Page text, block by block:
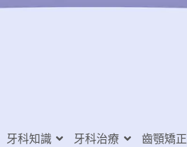
牙科知識 牙科治療 齒顎矯正